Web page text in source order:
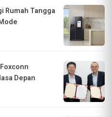
Rumah Tangga
Depan